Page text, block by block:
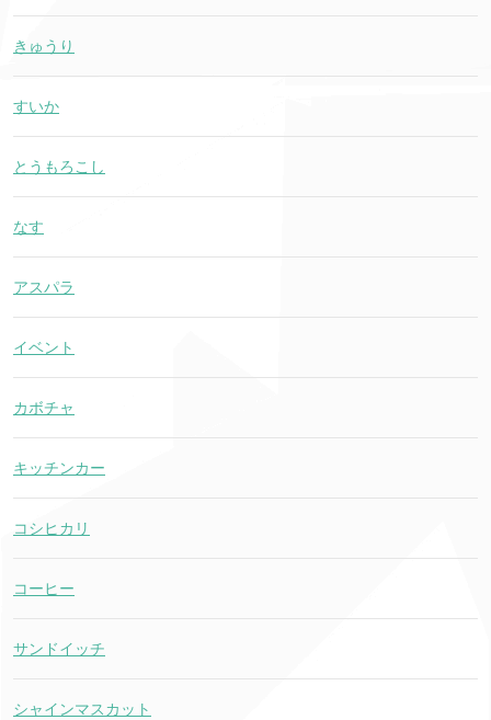
きゅうり
すいか
とうもろこし
なす
アスパラ
イベント
カボチャ
キッチンカー
コシヒカリ
コーヒー
サンドイッチ
シャインマスカット